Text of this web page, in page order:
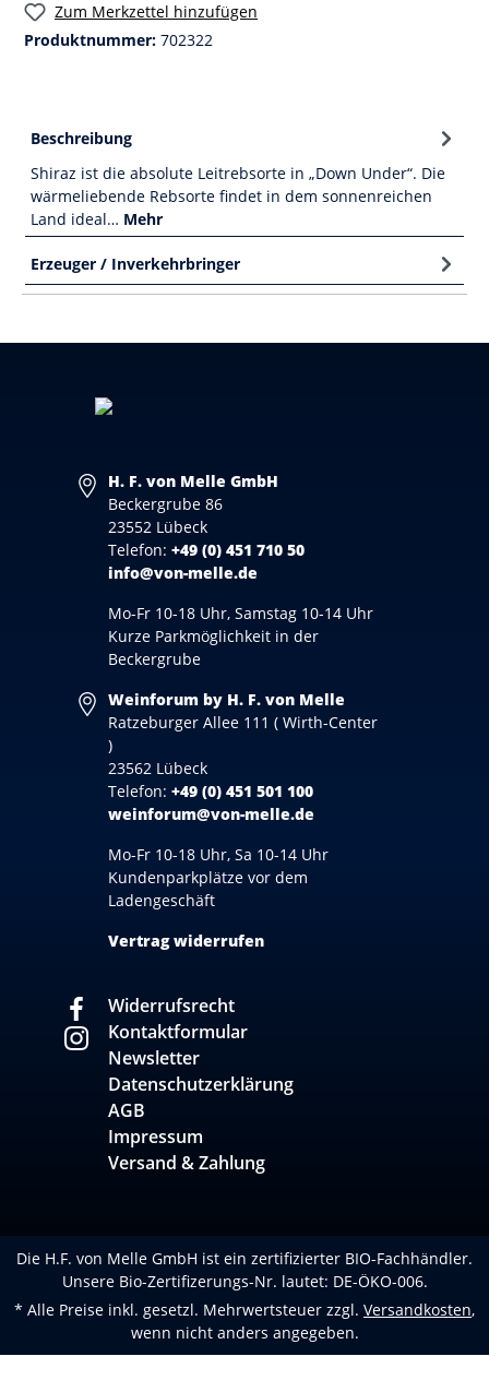
Zum Merkzettel hinzufügen
Produktnummer: 702322
Beschreibung
Shiraz ist die absolute Leitrebsorte in „Down Under“. Die
wärmeliebende Rebsorte findet in dem sonnenreichen
Land ideal… Mehr
Erzeuger / Inverkehrbringer
H. F. von Melle GmbH
Beckergrube 86
23552 Lübeck
Telefon: +49 (0) 451 710 50
info@von-melle.de
Mo-Fr 10-18 Uhr, Samstag 10-14 Uhr
Kurze Parkmöglichkeit in der
Beckergrube
Weinforum by H. F. von Melle
Ratzeburger Allee 111 ( Wirth-Center
)
23562 Lübeck
Telefon: +49 (0) 451 501 100
weinforum@von-melle.de
Mo-Fr 10-18 Uhr, Sa 10-14 Uhr
Kundenparkplätze vor dem
Ladengeschäft
Vertrag widerrufen
Widerrufsrecht
Kontaktformular
Newsletter
Datenschutzerklärung
AGB
Impressum
Versand & Zahlung
Die H.F. von Melle GmbH ist ein zertifizierter BIO-Fachhändler.
Unsere Bio-Zertifizerungs-Nr. lautet: DE-ÖKO-006.
* Alle Preise inkl. gesetzl. Mehrwertsteuer zzgl. Versandkosten,
wenn nicht anders angegeben.